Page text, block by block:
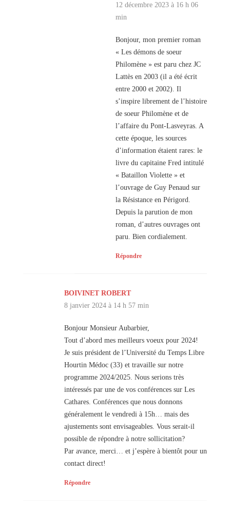
12 décembre 2023 à 16 h 06
min
Bonjour, mon premier roman
« Les démons de soeur
Philomène » est paru chez JC
Lattès en 2003 (il a été écrit
entre 2000 et 2002). Il
s’inspire librement de l’histoire
de soeur Philomène et de
l’affaire du Pont-Lasveyras. A
cette époque, les sources
d’information étaient rares: le
livre du capitaine Fred intitulé
« Bataillon Violette » et
l’ouvrage de Guy Penaud sur
la Résistance en Périgord.
Depuis la parution de mon
roman, d’autres ouvrages ont
paru. Bien cordialement.
Répondre
BOIVINET ROBERT
8 janvier 2024 à 14 h 57 min
Bonjour Monsieur Aubarbier,
Tout d’abord mes meilleurs voeux pour 2024!
Je suis président de l’Université du Temps Libre
Hourtin Médoc (33) et travaille sur notre
programme 2024/2025. Nous serions très
intéressés par une de vos conférences sur Les
Cathares. Conférences que nous donnons
généralement le vendredi à 15h… mais des
ajustements sont envisageables. Vous serait-il
possible de répondre à notre sollicitation?
Par avance, merci… et j’espère à bientôt pour un
contact direct!
Répondre